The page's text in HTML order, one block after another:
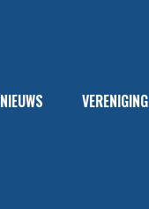
NIEUWS VERENIGING